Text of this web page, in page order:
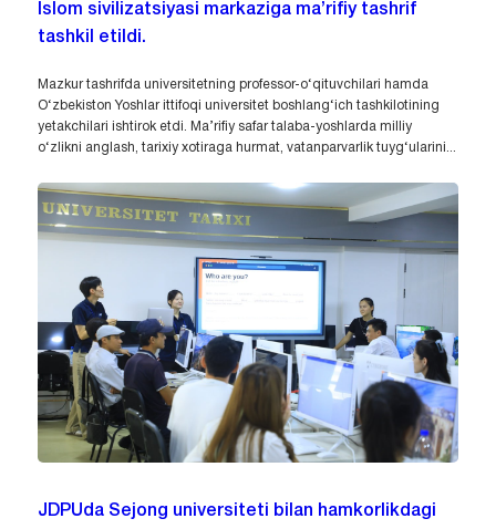
Islom sivilizatsiyasi markaziga ma’rifiy tashrif
tashkil etildi.
Mazkur tashrifda universitetning professor-o‘qituvchilari hamda
O‘zbekiston Yoshlar ittifoqi universitet boshlang‘ich tashkilotining
yetakchilari ishtirok etdi. Ma’rifiy safar talaba-yoshlarda milliy
o‘zlikni anglash, tarixiy xotiraga hurmat, vatanparvarlik tuyg‘ularini...
JDPUda Sejong universiteti bilan hamkorlikdagi